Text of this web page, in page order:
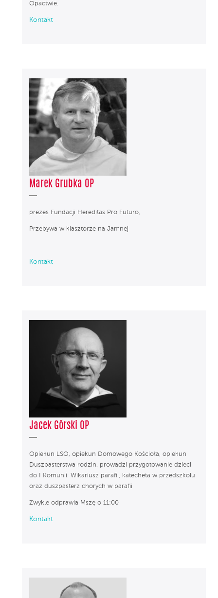
Opactwie.
Kontakt
Marek Grubka OP
prezes Fundacji Hereditas Pro Futuro,
Przebywa w klasztorze na Jamnej
Kontakt
Jacek Górski OP
Opiekun LSO, opiekun Domowego Kościoła, opiekun
Duszpasterstwa rodzin, prowadzi przygotowanie dzieci
do I Komunii. Wikariusz parafii, katecheta w przedszkolu
oraz duszpasterz chorych w parafii
Zwykle odprawia Mszę o 11:00
Kontakt